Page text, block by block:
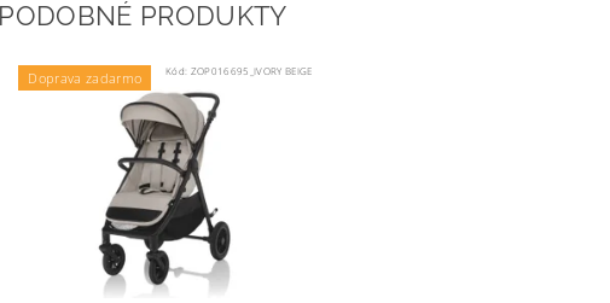
PODOBNÉ PRODUKTY
Doprava zadarmo Kód: ZOP016695_IVORY BEIGE